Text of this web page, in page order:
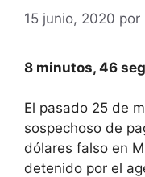
15 junio, 2020 por
8 minutos, 46
El pasado 25 de
sospechoso de
dólares falso en
detenido por el